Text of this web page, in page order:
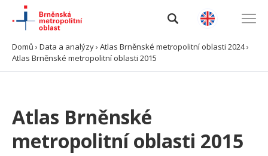
Domů › Data a analýzy› Atlas Brněnské metropolitní oblasti 2024›
Atlas Brněnské metropolitní oblasti 2015
Atlas Brněnské
metropolitní oblasti 2015
Úvod
O BMO
Data a analýzy